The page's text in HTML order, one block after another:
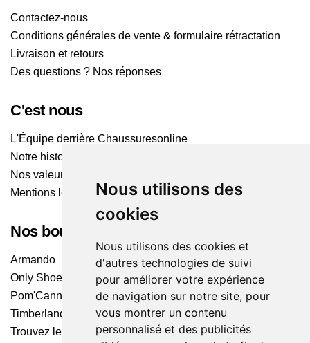
Nous utilisons des
cookies
Nous utilisons des cookies et
d'autres technologies de suivi
pour améliorer votre expérience
de navigation sur notre site, pour
vous montrer un contenu
personnalisé et des publicités
Contactez-nous
Conditions générales de vente & formulaire rétractation
Livraison et retours
Des questions ? Nos réponses
C'est nous
L'Équipe derrière Chaussuresonline
Notre histoire
Nos valeurs
Mentions légales
Nos boutiques
Armando
Only Shoes
Pom'Cannelle
Timberland
Trouvez le magasin le plus proche